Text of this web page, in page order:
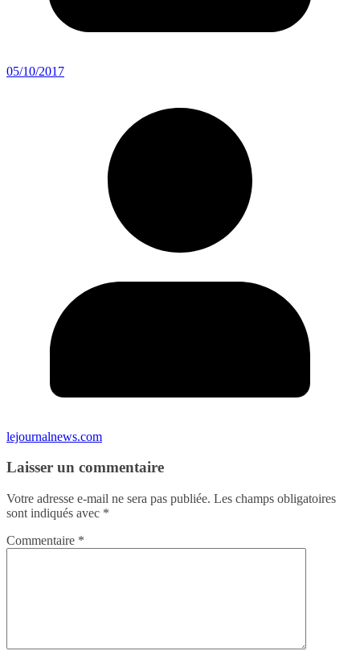
05/10/2017
lejournalnews.com
Laisser un commentaire
Votre adresse e-mail ne sera pas publiée. Les champs obligatoires
sont indiqués avec *
Commentaire *